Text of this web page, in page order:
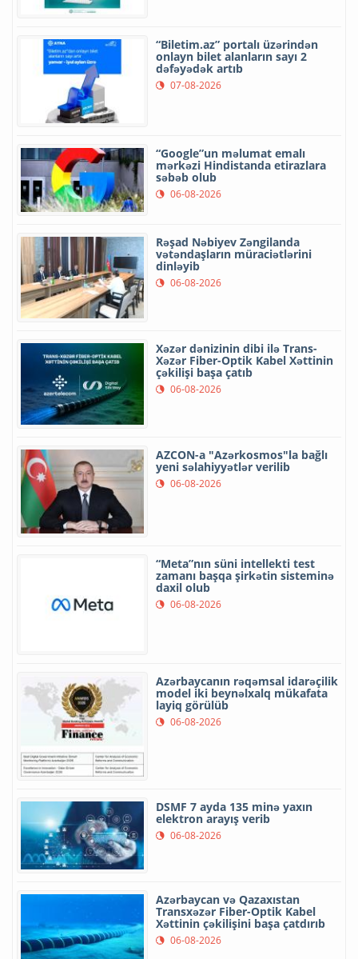
“Biletim.az” portalı üzərindən
onlayn bilet alanların sayı 2
dəfəyədək artıb
07-08-2026
“Google”un məlumat emalı
mərkəzi Hindistanda etirazlara
səbəb olub
06-08-2026
Rəşad Nəbiyev Zəngilanda
vətəndaşların müraciətlərini
dinləyib
06-08-2026
Xəzər dənizinin dibi ilə Trans-
Xəzər Fiber-Optik Kabel Xəttinin
çəkilişi başa çatıb
06-08-2026
AZCON-a "Azərkosmos"la bağlı
yeni səlahiyyətlər verilib
06-08-2026
“Meta”nın süni intellekti test
zamanı başqa şirkətin sisteminə
daxil olub
06-08-2026
Azərbaycanın rəqəmsal idarəçilik
model iki beynəlxalq mükafata
layiq görülüb
06-08-2026
DSMF 7 ayda 135 minə yaxın
elektron arayış verib
06-08-2026
Azərbaycan və Qazaxıstan
Transxəzər Fiber-Optik Kabel
Xəttinin çəkilişini başa çatdırıb
06-08-2026